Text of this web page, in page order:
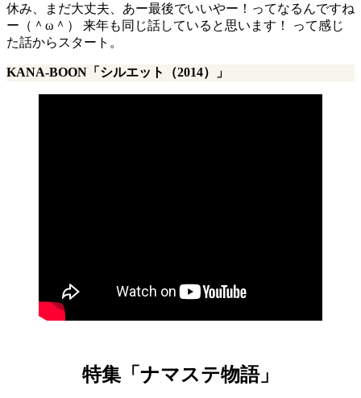
休み、まだ大丈夫、あー最後でいいやー！ってなるんですね
ー（＾ω＾） 来年も同じ話していると思います！ って感じ
た話からスタート。
KANA-BOON「シルエット（2014）」
特集「ナマステ物語」